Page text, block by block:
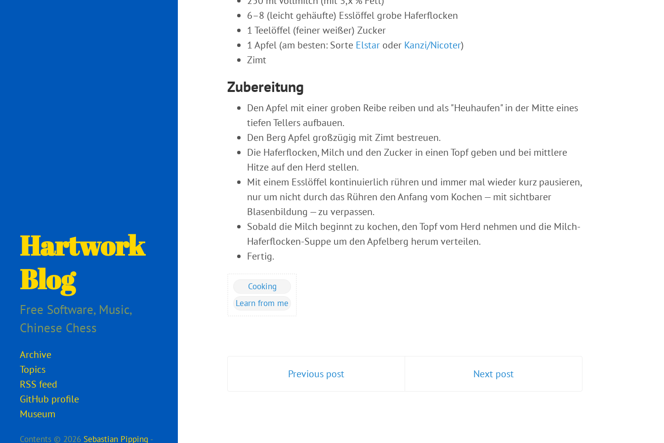
Hartwork
Blog
Free Software, Music,
Chinese Chess
Archive
Topics
RSS feed
GitHub profile
Museum
Contents © 2026 Sebastian Pipping -
6–8 (leicht gehäufte) Esslöffel grobe Haferflocken
1 Teelöffel (feiner weißer) Zucker
1 Apfel (am besten: Sorte Elstar oder Kanzi/Nicoter)
Zimt
Zubereitung
Den Apfel mit einer groben Reibe reiben und als "Heuhaufen" in der Mitte eines
tiefen Tellers aufbauen.
Den Berg Apfel großzügig mit Zimt bestreuen.
Die Haferflocken, Milch und den Zucker in einen Topf geben und bei mittlere
Hitze auf den Herd stellen.
Mit einem Esslöffel kontinuierlich rühren und immer mal wieder kurz pausieren,
nur um nicht durch das Rühren den Anfang vom Kochen — mit sichtbarer
Blasenbildung — zu verpassen.
Sobald die Milch beginnt zu kochen, den Topf vom Herd nehmen und die Milch-
Haferflocken-Suppe um den Apfelberg herum verteilen.
Fertig.
Cooking
Learn from me
Previous post Next post